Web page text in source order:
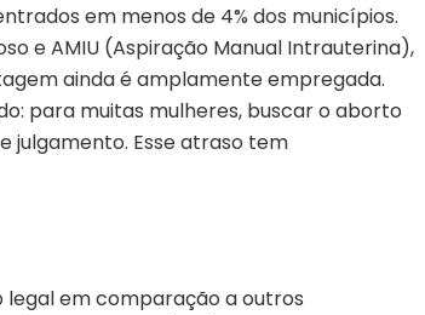
em menos de 4% dos municípios.
e AMIU (Aspiração Manual Intrauterina),
ainda é amplamente empregada.
para muitas mulheres, buscar o aborto
julgamento. Esse atraso tem
legal em comparação a outros